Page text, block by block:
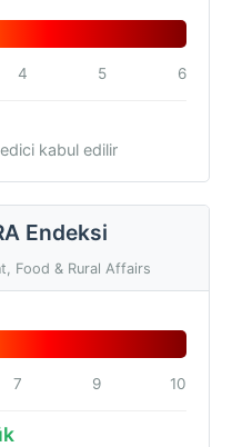
4 5 6
kabul edilir
Endeksi
Food & Rural Affairs
7 9 10